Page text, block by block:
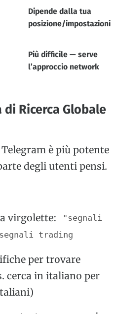
Dipende dalla tua
posizione/impostazioni
Più difficile — serve
l’approccio network
di Ricerca Globale
è più potente
degli utenti pensi.
virgolette:
"segnali
segnali trading
per trovare
cerca in italiano per